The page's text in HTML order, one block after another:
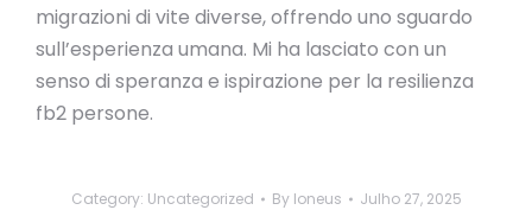
migrazioni di vite diverse, offrendo uno sguardo
sull’esperienza umana. Mi ha lasciato con un
senso di speranza e ispirazione per la resilienza
fb2 persone.
Category: Uncategorized By loneus Julho 27, 2025